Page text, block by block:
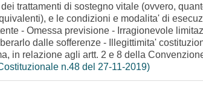
trattamenti di sostegno vitale (ovvero,
e le condizioni e modalita' di
- Omessa previsione - Irragionevole
dalle sofferenze - Illegittimita'
in relazione agli artt. 2 e 8 della
n.48 del 27-11-2019)